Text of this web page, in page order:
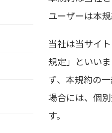
ユーザーは本
当社は当サイ
規定」といい
ず、本規約の
場合には、個
す。